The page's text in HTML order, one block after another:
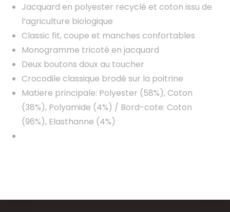
Jacquard en polyester recyclé et coton issu de
l’agriculture biologique
Classic fit, coupe et manches confortables
Monogramme tricoté en jacquard
Deux boutons doux au toucher
Crocodile classique brodé sur la poitrine
Matiere principale: Polyester (58%), Coton
(38%), Polyamide (4%) / Bord-cote: Coton
(96%), Elasthanne (4%)